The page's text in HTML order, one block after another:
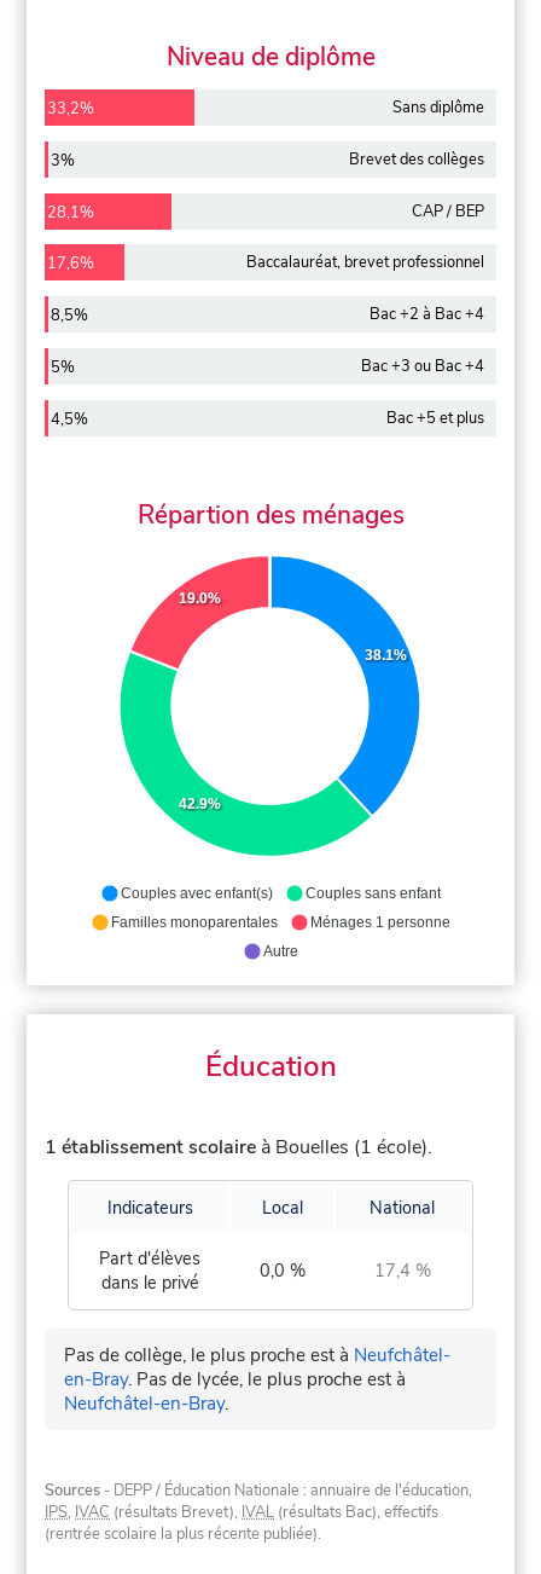
Niveau de diplôme
33,2% Sans diplôme
3% Brevet des collèges
28,1% CAP / BEP
17,6% Baccalauréat, brevet professionnel
8,5% Bac +2 à Bac +4
5% Bac +3 ou Bac +4
4,5% Bac +5 et plus
Répartion des ménages
38.1%
42.9%
19.0%
Couples avec enfant(s)
Couples sans enfant
Familles monoparentales
Ménages 1 personne
Autre
Éducation
1 établissement scolaire à Bouelles (1 école).
Indicateurs Local National
Part d'élèves
dans le privé
0,0 % 17,4 %
Pas de collège, le plus proche est à Neufchâtel-
en-Bray. Pas de lycée, le plus proche est à
Neufchâtel-en-Bray.
Sources - DEPP / Éducation Nationale : annuaire de l'éducation,
IPS, IVAC (résultats Brevet), IVAL (résultats Bac), effectifs
(rentrée scolaire la plus récente publiée).